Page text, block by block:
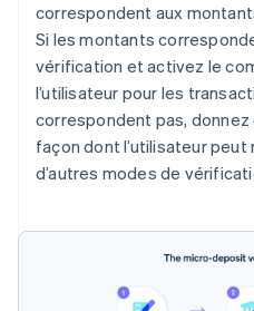
correspondent aux
Si les montants
vérification et activez le
l’utilisateur pour les
correspondent pas,
façon dont l’utilisateur
d’autres modes de